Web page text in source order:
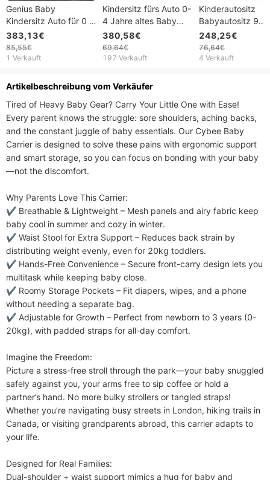
Genius Baby
Kindersitz Auto für 0 4
Jahre alte Säuglinge
Baby einfaches Auto
Universal
383,13€
85,55€
1 Verkauft
Kindersitz fürs Auto 0-
4 Jahre altes Baby
Neugeborenes
einfaches tragbares
Auto kann sich zum
380,58€
69,64€
197 Verkauft
Kinderautositz
Babyautositz 9
Monate -12
248,25€
76,64€
4 Verkauft
Artikelbeschreibung vom Verkäufer
Tired of Heavy Baby Gear? Carry Your Little One with Ease!​​
Every parent knows the struggle: sore shoulders, aching backs,
and the constant juggle of baby essentials. Our ​​Cybee Baby
Carrier​​ is designed to solve these pains with ​​ergonomic support​​
and ​​smart storage​​, so you can focus on bonding with your baby
—not the discomfort.
​​Why Parents Love This Carrier:​​
✔ ​​Breathable & Lightweight​​ – Mesh panels and airy fabric keep
baby cool in summer and cozy in winter.
✔ ​​Waist Stool for Extra Support​​ – Reduces back strain by
distributing weight evenly, even for 20kg toddlers.
✔ ​​Hands-Free Convenience​​ – Secure front-carry design lets you
multitask while keeping baby close.
✔ ​​Roomy Storage Pockets​​ – Fit diapers, wipes, and a phone
without needing a separate bag.
✔ ​​Adjustable for Growth​​ – Perfect from newborn to 3 years (0-
20kg), with padded straps for all-day comfort.
​​Imagine the Freedom:​​
Picture a stress-free stroll through the park—your baby snuggled
safely against you, your arms free to sip coffee or hold a
partner’s hand. No more bulky strollers or tangled straps!
Whether you’re navigating busy streets in London, hiking trails in
Canada, or visiting grandparents abroad, this carrier adapts to
your life.
​​Designed for Real Families:​​
​​Dual-shoulder + waist support​​ mimics a hug for baby and